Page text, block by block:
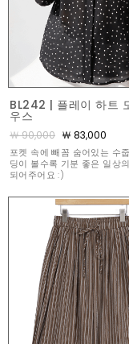
BL242 | 플레이 하트
우스
￦ 90,000 ￦ 83,000
포켓 속에 빼꼼 숨어있는 수
딩이 볼수록 기분 좋은 일상
되어주어요 :)